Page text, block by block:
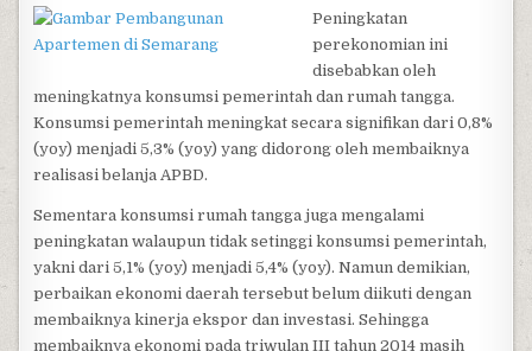
Peningkatan
perekonomian ini
disebabkan oleh
meningkatnya konsumsi pemerintah dan rumah tangga.
Konsumsi pemerintah meningkat secara signifikan dari 0,8%
(yoy) menjadi 5,3% (yoy) yang didorong oleh membaiknya
realisasi belanja APBD.
Sementara konsumsi rumah tangga juga mengalami
peningkatan walaupun tidak setinggi konsumsi pemerintah,
yakni dari 5,1% (yoy) menjadi 5,4% (yoy). Namun demikian,
perbaikan ekonomi daerah tersebut belum diikuti dengan
membaiknya kinerja ekspor dan investasi. Sehingga
membaiknya ekonomi pada triwulan III tahun 2014 masih